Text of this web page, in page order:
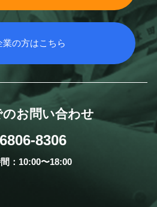
業の方はこちら
のお問い合わせ
8306
：10:00〜18:00